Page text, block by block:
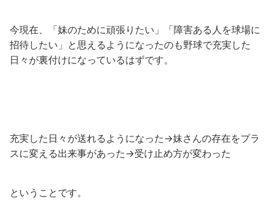
今現在、「妹のために頑張りたい」「障害ある人を球場に
招待したい」と思えるようになったのも野球で充実した
日々が裏付けになっているはずです。
充実した日々が送れるようになった→妹さんの存在をプラ
スに変える出来事があった→受け止め方が変わった
ということです。